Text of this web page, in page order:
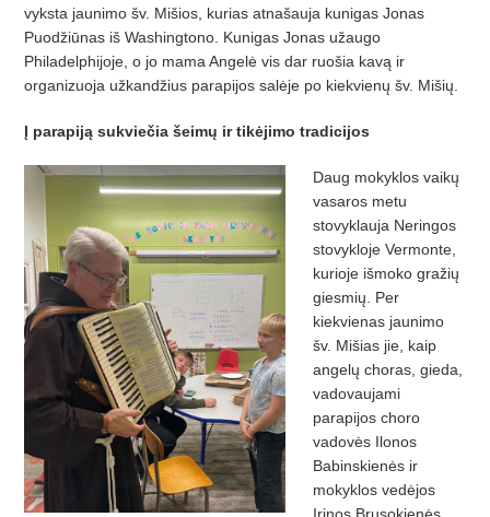
vyksta jaunimo šv. Mišios, kurias atnašauja kunigas Jonas
Puodžiūnas iš Washingtono. Kunigas Jonas užaugo
Philadelphijoje, o jo mama Angelė vis dar ruošia kavą ir
organizuoja užkandžius parapijos salėje po kiekvienų šv. Mišių.
Į parapiją sukviečia šeimų ir tikėjimo tradicijos
Daug mokyklos vaikų
vasaros metu
stovyklauja Neringos
stovykloje Vermonte,
kurioje išmoko gražių
giesmių. Per
kiekvienas jaunimo
šv. Mišias jie, kaip
angelų choras, gieda,
vadovaujami
parapijos choro
vadovės Ilonos
Babinskienės ir
mokyklos vedėjos